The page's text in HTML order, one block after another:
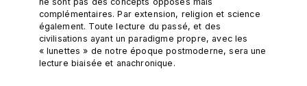
complémentaires. Par extension, religion et science
également. Toute lecture du passé, et des
civilisations ayant un paradigme propre, avec les
« lunettes » de notre époque postmoderne, sera une
lecture biaisée et anachronique.